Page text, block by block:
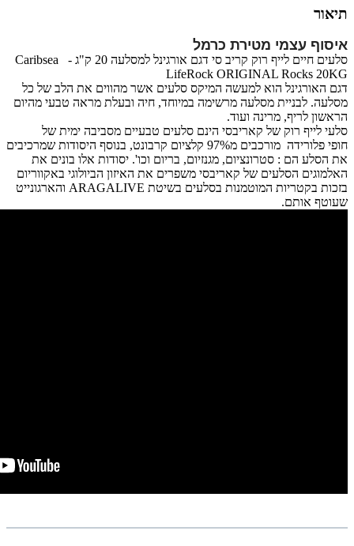
תיאור
איסוף עצמי מטירת כרמל
סלעים חיים לייף רוק קריב סי דגם אורגינל למסלעה 20 ק"ג - Caribsea
LifeRock ORIGINAL Rocks 20KG
דגם האורגינל הוא למעשה המיקס סלעים אשר מהווים את הלב של כל
מסלעה. לבניית מסלעה מרשימה במיוחד, חיה ובעלת מראה טבעי מהיום
הראשון לריף, מרינה ועוד.
סלעי לייף רוק של קאריבסי הינם סלעים טבעיים מסביבה ימית של
חופי פלורידה מורכבים מ97% קלציום קרבונט, בנוסף היסודות שמרכיבים
את הסלע הם : סטרונציום, מגנזיום, בריום וכו'. יסודות אלו בונים את
האלמוגים הסלעים של קאריבסי משפרים את האיזון הביולוגי באקווריום
בזכות בקטריות המוטמנות בסלעים בשיטת ARAGALIVE והארגונייט
שעוטף אותם.